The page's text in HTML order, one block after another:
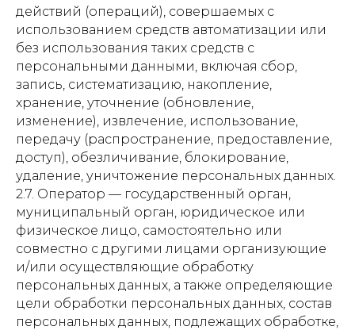
действий (операций), совершаемых с
использованием средств автоматизации или
без использования таких средств с
персональными данными, включая сбор,
запись, систематизацию, накопление,
хранение, уточнение (обновление,
изменение), извлечение, использование,
передачу (распространение, предоставление,
доступ), обезличивание, блокирование,
удаление, уничтожение персональных данных.
2.7. Оператор — государственный орган,
муниципальный орган, юридическое или
физическое лицо, самостоятельно или
совместно с другими лицами организующие
и/или осуществляющие обработку
персональных данных, а также определяющие
цели обработки персональных данных, состав
персональных данных, подлежащих обработке,